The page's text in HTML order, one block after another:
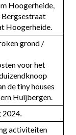
Hoogerheide,
Hoogerheide.
grond /
voor het
de tiny houses
Huijbergen.
2024.
activiteiten